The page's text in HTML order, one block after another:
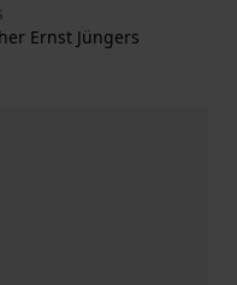
Ernst Jüngers